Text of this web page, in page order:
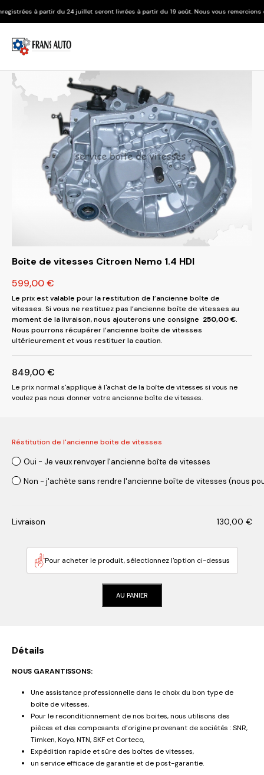
24 juillet seront livrées à partir du 19 août. Nous vous remercions de votre
Boite de vitesses Citroen Nemo 1.4 HDI
599,00€
Le prix est valable pour la restitution de l’ancienne boîte de
vitesses. Si vous ne restituez pas l’ancienne boîte de vitesses au
moment de la livraison, nous ajouterons une consigne 250,00€.
Nous pourrons récupérer l’ancienne boîte de vitesses
ultérieurement et vous restituer la caution.
849,00€
Le prix normal s'applique à l'achat de la boîte de vitesses si vous ne
voulez pas nous donner votre ancienne boîte de vitesses.
Réstitution de l'ancienne boite de vitesses
Oui - Je veux renvoyer l'ancienne boîte de vitesses
Non - j'achète sans rendre l'ancienne boîte de vitesses (nous
Livraison 130,00 €
Pour acheter le produit, sélectionnez l'option ci-dessus
AU PANIER
Détails
NOUS GARANTISSONS:
Une assistance professionnelle dans le choix du bon type de
boîte de vitesses,
Pour le reconditionnement de nos boites, nous utilisons des
pièces et des composants d’origine provenant de sociétés : SNR,
Timken, Koyo, NTN, SKF et Corteco,
Expédition rapide et sûre des boîtes de vitesses,
un service efficace de garantie et de post-garantie.